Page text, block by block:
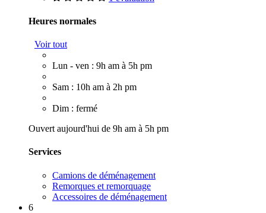
Heures normales
Voir tout
Lun - ven : 9h am à 5h pm
Sam : 10h am à 2h pm
Dim : fermé
Ouvert aujourd'hui de 9h am à 5h pm
Services
Camions de déménagement
Remorques et remorquage
Accessoires de déménagement
6